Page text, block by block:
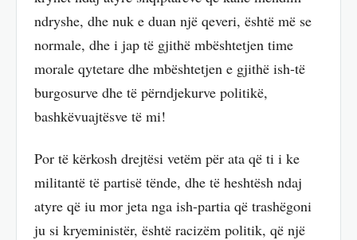
ndryshe, dhe nuk e duan një qeveri, është më se
normale, dhe i jap të gjithë mbështetjen time
morale qytetare dhe mbështetjen e gjithë ish-të
burgosurve dhe të përndjekurve politikë,
bashkëvuajtësve të mi!
Por të kërkosh drejtësi vetëm për ata që ti i ke
militantë të partisë tënde, dhe të heshtësh ndaj
atyre që iu mor jeta nga ish-partia që trashëgoni
ju si kryeministër, është racizëm politik, që një